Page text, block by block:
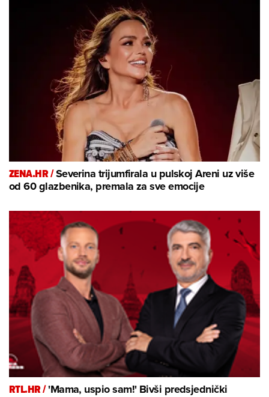
ZENA.HR /Severina trijumfirala u pulskoj Areni uz više
od 60 glazbenika, premala za sve emocije
RTL.HR /'Mama, uspio sam!' Bivši predsjednički